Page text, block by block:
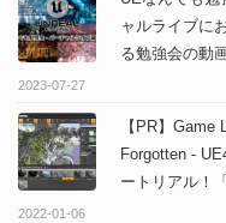
ャルライブに
る勉強会の動
2023-07-27
【PR】
Forgotten -
ートリアル！
2022-01-06